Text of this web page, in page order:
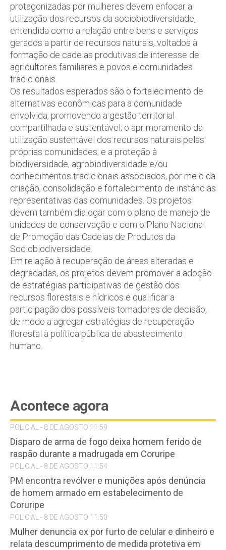
protagonizadas por mulheres devem enfocar a
utilização dos recursos da sociobiodiversidade,
entendida como a relação entre bens e serviços
gerados a partir de recursos naturais, voltados à
formação de cadeias produtivas de interesse de
agricultores familiares e povos e comunidades
tradicionais.
Os resultados esperados são o fortalecimento de
alternativas econômicas para a comunidade
envolvida, promovendo a gestão territorial
compartilhada e sustentável; o aprimoramento da
utilização sustentável dos recursos naturais pelas
próprias comunidades; e a proteção à
biodiversidade, agrobiodiversidade e/ou
conhecimentos tradicionais associados, por meio da
criação, consolidação e fortalecimento de instâncias
representativas das comunidades. Os projetos
devem também dialogar com o plano de manejo de
unidades de conservação e com o Plano Nacional
de Promoção das Cadeias de Produtos da
Sociobiodiversidade.
Em relação à recuperação de áreas alteradas e
degradadas, os projetos devem promover a adoção
de estratégias participativas de gestão dos
recursos florestais e hídricos e qualificar a
participação dos possíveis tomadores de decisão,
de modo a agregar estratégias de recuperação
florestal à política pública de abastecimento
humano.
Acontece agora
POLICIAL - 8 DE AGOSTO 11:59
Disparo de arma de fogo deixa homem ferido de
raspão durante a madrugada em Coruripe
POLICIAL - 8 DE AGOSTO 11:54
PM encontra revólver e munições após denúncia
de homem armado em estabelecimento de
Coruripe
POLICIAL - 8 DE AGOSTO 11:50
Mulher denuncia ex por furto de celular e dinheiro e
relata descumprimento de medida protetiva em